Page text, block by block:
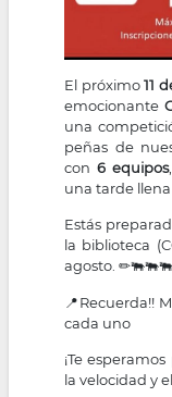
El próximo11
emocionante
una
peñas de
con6 equipos
una tarde
Estás
la biblioteca
agosto.
📍Recuerda!!
cada uno
¡Te
la velocidad y